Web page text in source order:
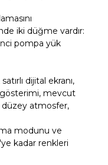
iki düğme vardır:
pompa yük
dijital ekranı,
mevcut
düzey atmosfer,
modunu ve
kadar renkleri